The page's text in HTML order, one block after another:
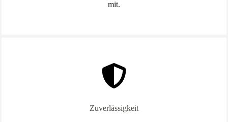
mit.
Zuverlässigkeit